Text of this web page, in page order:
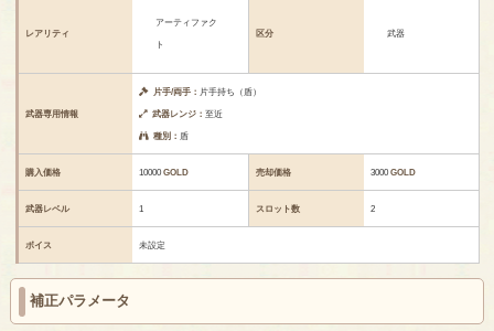
レアリティ
アーティファク
ト
区分 武器
武器専用情報
片手/両手： 片手持ち（盾）
武器レンジ：至近
種別： 盾
購入価格 10000GOLD 売却価格 3000GOLD
武器レベル 1 スロット数 2
ボイス 未設定
補正パラメータ